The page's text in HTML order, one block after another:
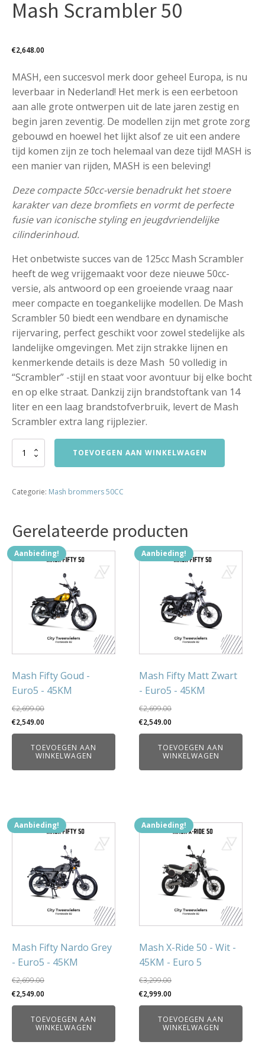
Mash Scrambler 50
€2,648.00
MASH, een succesvol merk door geheel Europa, is nu
leverbaar in Nederland! Het merk is een eerbetoon
aan alle grote ontwerpen uit de late jaren zestig en
begin jaren zeventig. De modellen zijn met grote zorg
gebouwd en hoewel het lijkt alsof ze uit een andere
tijd komen zijn ze toch helemaal van deze tijd! MASH is
een manier van rijden, MASH is een beleving!
Deze compacte 50cc-versie benadrukt het stoere
karakter van deze bromfiets en vormt de perfecte
fusie van iconische styling en jeugdvriendelijke
cilinderinhoud.
Het onbetwiste succes van de 125cc Mash Scrambler
heeft de weg vrijgemaakt voor deze nieuwe 50cc-
versie, als antwoord op een groeiende vraag naar
meer compacte en toegankelijke modellen. De Mash
Scrambler 50 biedt een wendbare en dynamische
rijervaring, perfect geschikt voor zowel stedelijke als
landelijke omgevingen. Met zijn strakke lijnen en
kenmerkende details is deze Mash 50 volledig in
“Scrambler” -stijl en staat voor avontuur bij elke bocht
en op elke straat. Dankzij zijn brandstoftank van 14
liter en een laag brandstofverbruik, levert de Mash
Scrambler extra lang rijplezier.
Mash
Scrambler
TOEVOEGEN AAN WINKELWAGEN
Categorie: Mash brommers 50CC
Gerelateerde producten
Aanbieding!
Mash Fifty Goud -
Euro5 - 45KM
€2,699.00
Oorspronkelijke
prijs
was:
€2,549.00
prijs
is:
TOEVOEGEN AAN
WINKELWAGEN
Aanbieding!
Mash Fifty Matt Zwart
- Euro5 - 45KM
€2,699.00
Oorspronkelijke
prijs
was:
€2,549.00
prijs
is:
TOEVOEGEN AAN
WINKELWAGEN
Aanbieding!
Mash Fifty Nardo Grey
- Euro5 - 45KM
€2,699.00
Oorspronkelijke
prijs
was:
€2,549.00
prijs
is:
TOEVOEGEN AAN
WINKELWAGEN
Aanbieding!
Mash X-Ride 50 - Wit -
45KM - Euro 5
€3,299.00
Oorspronkelijke
prijs
was:
€2,999.00
prijs
is:
TOEVOEGEN AAN
WINKELWAGEN